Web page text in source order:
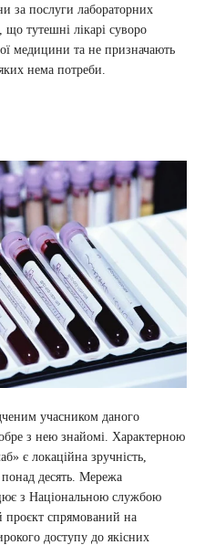
за послуги лабораторних
що тутешні лікарі суворо
медицини та не призначають
нема потреби.
учасником даного
з нею знайомі. Характерною
є локаційна зручність,
понад десять. Мережа
з Національною службою
спрямований на
доступу до якісних